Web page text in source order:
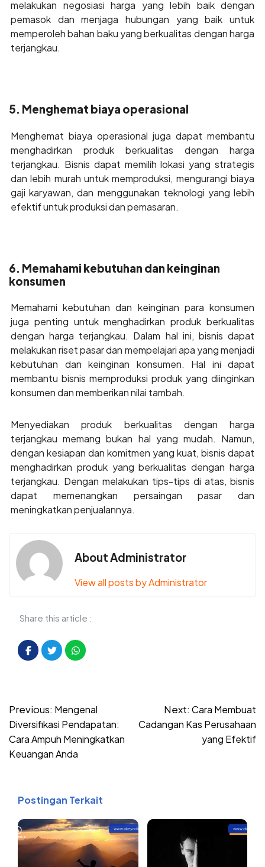
melakukan negosiasi harga yang lebih baik dengan
pemasok dan menjaga hubungan yang baik untuk
memperoleh bahan baku yang berkualitas dengan harga
terjangkau.
5. Menghemat biaya operasional
Menghemat biaya operasional juga dapat membantu
menghadirkan produk berkualitas dengan harga
terjangkau. Bisnis dapat memilih lokasi yang strategis
dan lebih murah untuk memproduksi, mengurangi biaya
gaji karyawan, dan menggunakan teknologi yang lebih
efektif untuk produksi dan pemasaran.
6. Memahami kebutuhan dan keinginan
konsumen
Memahami kebutuhan dan keinginan para konsumen
juga penting untuk menghadirkan produk berkualitas
dengan harga terjangkau. Dalam hal ini, bisnis dapat
melakukan riset pasar dan mempelajari apa yang menjadi
kebutuhan dan keinginan konsumen. Hal ini dapat
membantu bisnis memproduksi produk yang diinginkan
konsumen dan memberikan nilai tambah.
Menyediakan produk berkualitas dengan harga
terjangkau memang bukan hal yang mudah. Namun,
dengan kesiapan dan komitmen yang kuat, bisnis dapat
menghadirkan produk yang berkualitas dengan harga
terjangkau. Dengan melakukan tips-tips di atas, bisnis
dapat memenangkan persaingan pasar dan
meningkatkan penjualannya.
About Administrator
View all posts by Administrator
Share this article :
navigation
Previous: Mengenal
Diversifikasi Pendapatan:
Cara Ampuh Meningkatkan
Keuangan Anda
Next:Cara Membuat
Cadangan Kas Perusahaan
yang Efektif
Postingan Terkait